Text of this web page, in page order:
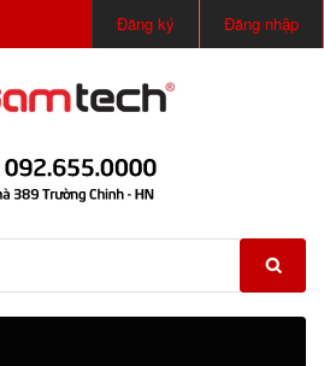
Đăng ký Đăng nhập